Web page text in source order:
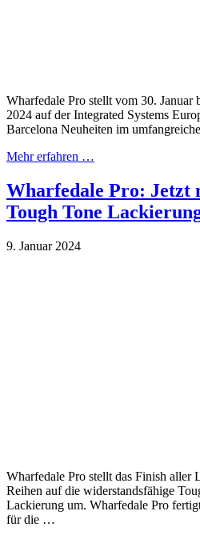
Wharfedale Pro stellt vom 30. Januar
2024 auf der Integrated Systems
Barcelona Neuheiten im
Mehr erfahren …
Wharfedale Pro: Jetzt
Tough Tone
9. Januar 2024
Wharfedale Pro stellt das Finish aller
Reihen auf die widerstandsfähige
Lackierung um. Wharfedale Pro
für die …